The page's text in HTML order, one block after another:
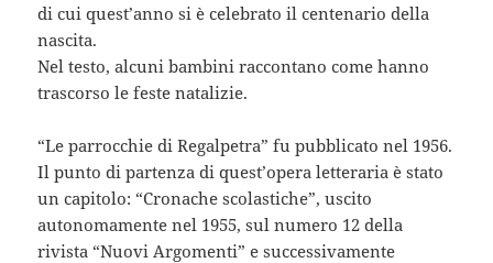
di cui quest’anno si è celebrato il centenario della
nascita.
Nel testo, alcuni bambini raccontano come hanno
trascorso le feste natalizie.
“Le parrocchie di Regalpetra” fu pubblicato nel 1956.
Il punto di partenza di quest’opera letteraria è stato
un capitolo: “Cronache scolastiche”, uscito
autonomamente nel 1955, sul numero 12 della
rivista “Nuovi Argomenti” e successivamente